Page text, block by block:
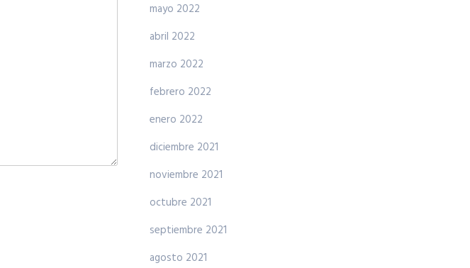
mayo 2022
abril 2022
marzo 2022
febrero 2022
enero 2022
diciembre 2021
noviembre 2021
octubre 2021
septiembre 2021
agosto 2021